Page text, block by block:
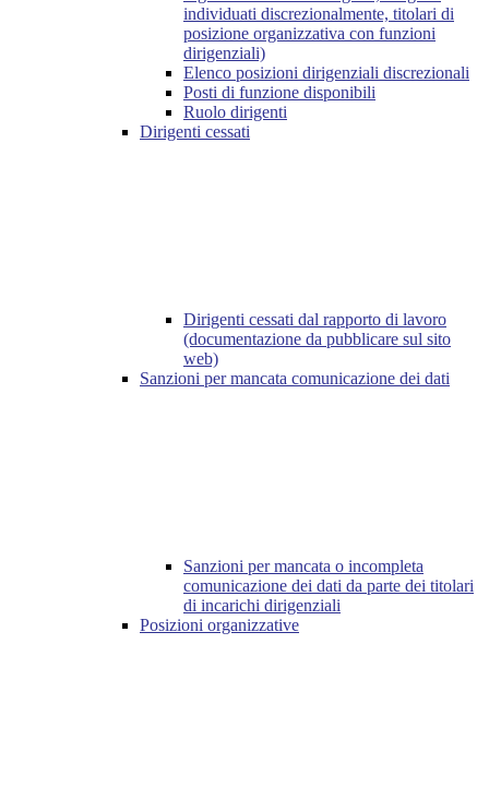
individuati discrezionalmente, titolari di
posizione organizzativa con funzioni
dirigenziali)
Elenco posizioni dirigenziali discrezionali
Posti di funzione disponibili
Ruolo dirigenti
Dirigenti cessati
Dirigenti cessati dal rapporto di lavoro
(documentazione da pubblicare sul sito
web)
Sanzioni per mancata comunicazione dei dati
Sanzioni per mancata o incompleta
comunicazione dei dati da parte dei titolari
di incarichi dirigenziali
Posizioni organizzative